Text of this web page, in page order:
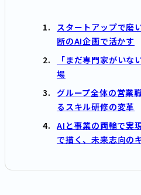
スタートアップで磨
断のAI企画で活かす
「まだ専門家がいな
場
グループ全体の営業
るスキル研修の変革
AIと事業の両輪で実
で描く、未来志向の